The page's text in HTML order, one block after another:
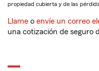
propiedad cubierta y de las
Llame o envíe un correo
una cotización de seguro